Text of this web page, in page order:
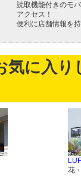
読取機能付きのモ
アクセス！
便利に店舗情報を
気に入
花